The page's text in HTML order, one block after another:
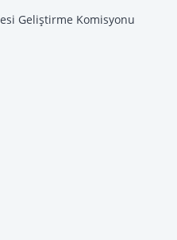
Geliştirme Komisyonu